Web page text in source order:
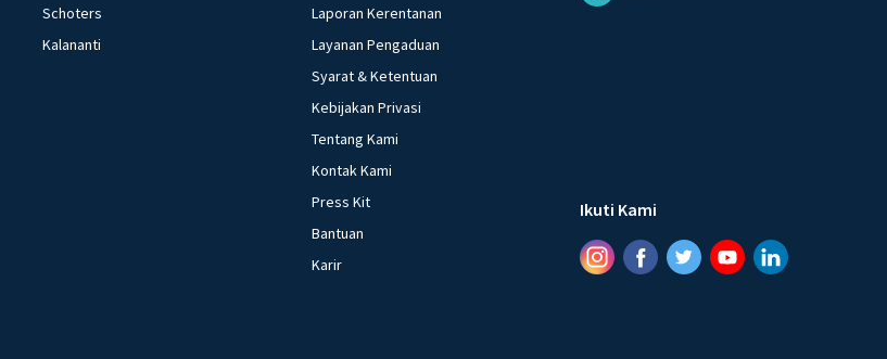
Schoters
Kalananti
Laporan Kerentanan
Layanan Pengaduan
Syarat & Ketentuan
Kebijakan Privasi
Tentang Kami
Kontak Kami
Press Kit
Bantuan
Karir
Ikuti Kami